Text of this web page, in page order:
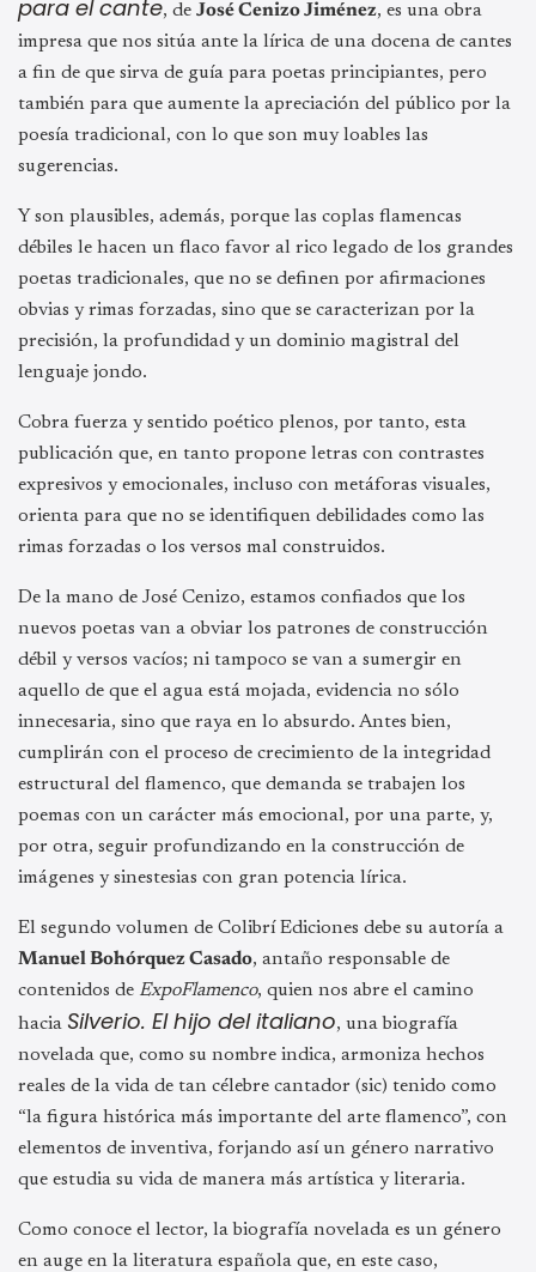
para el cante, de José Cenizo Jiménez, es una obra
impresa que nos sitúa ante la lírica de una docena de cantes
a fin de que sirva de guía para poetas principiantes, pero
también para que aumente la apreciación del público por la
poesía tradicional, con lo que son muy loables las
sugerencias.
Y son plausibles, además, porque las coplas flamencas
débiles le hacen un flaco favor al rico legado de los grandes
poetas tradicionales, que no se definen por afirmaciones
obvias y rimas forzadas, sino que se caracterizan por la
precisión, la profundidad y un dominio magistral del
lenguaje jondo.
Cobra fuerza y sentido poético plenos, por tanto, esta
publicación que, en tanto propone letras con contrastes
expresivos y emocionales, incluso con metáforas visuales,
orienta para que no se identifiquen debilidades como las
rimas forzadas o los versos mal construidos.
De la mano de José Cenizo, estamos confiados que los
nuevos poetas van a obviar los patrones de construcción
débil y versos vacíos; ni tampoco se van a sumergir en
aquello de que el agua está mojada, evidencia no sólo
innecesaria, sino que raya en lo absurdo. Antes bien,
cumplirán con el proceso de crecimiento de la integridad
estructural del flamenco, que demanda se trabajen los
poemas con un carácter más emocional, por una parte, y,
por otra, seguir profundizando en la construcción de
imágenes y sinestesias con gran potencia lírica.
El segundo volumen de Colibrí Ediciones debe su autoría a
Manuel Bohórquez Casado, antaño responsable de
contenidos de ExpoFlamenco, quien nos abre el camino
hacia Silverio. El hijo del italiano, una biografía
novelada que, como su nombre indica, armoniza hechos
reales de la vida de tan célebre cantador (sic) tenido como
“la figura histórica más importante del arte flamenco”, con
elementos de inventiva, forjando así un género narrativo
que estudia su vida de manera más artística y literaria.
Como conoce el lector, la biografía novelada es un género
en auge en la literatura española que, en este caso,